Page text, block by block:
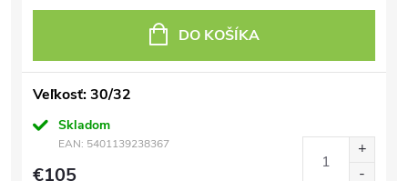
DO KOŠÍKA
Veľkosť: 30/32
Skladom
EAN: 5401139238367
€105